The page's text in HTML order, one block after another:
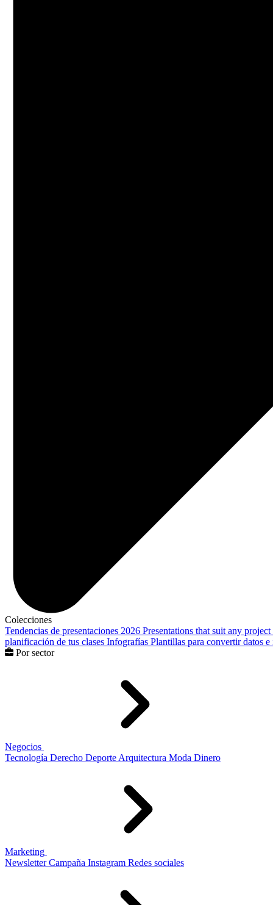
Colecciones
Tendencias de presentaciones 2026 Presentations that suit any project
planificación de tus clases Infografías Plantillas para convertir datos
Por sector
Negocios
Tecnología Derecho Deporte Arquitectura Moda Dinero
Marketing
Newsletter Campaña Instagram Redes sociales